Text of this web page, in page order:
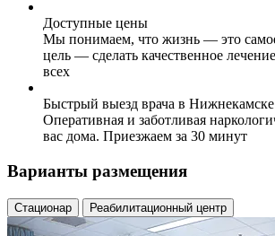
Доступные цены
Мы понимаем, что жизнь — это
цель — сделать качественное
всех
Быстрый выезд врача в Нижнекамске
Оперативная и заботливая
вас дома. Приезжаем за 30 минут
Варианты размещения
Стационар Реабилитационный центр